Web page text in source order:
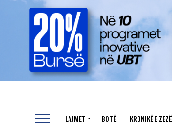
LAJMET BOTË KRONIKË E ZEZË